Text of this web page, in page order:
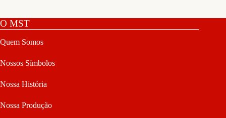
O MST
Quem Somos
Nossos Símbolos
Nossa História
Nossa Produção